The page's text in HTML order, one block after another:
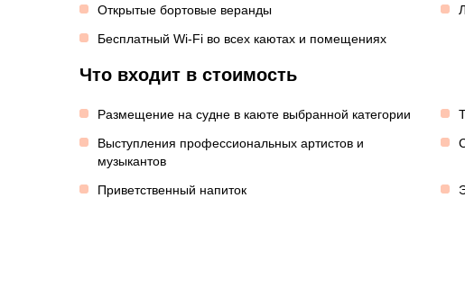
Открытые бортовые веранды
Бесплатный Wi-Fi во всех каютах и помещениях
Что входит в стоимость
Размещение на судне в каюте выбранной категории
Выступления профессиональных артистов и
музыкантов
Приветственный напиток